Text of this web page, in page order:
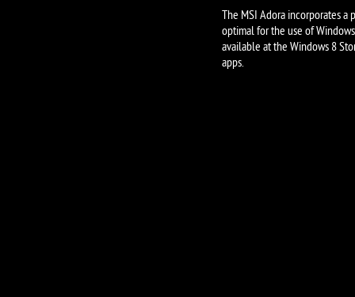
The MSI Adora incorporates
optimal for the use of
available at the Windows 8
apps.